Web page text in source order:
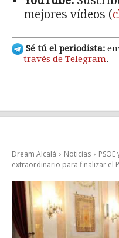
mejores vídeos (
Sé tú el periodista:
través de Telegram.